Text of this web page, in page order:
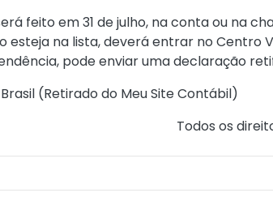
feito em 31 de julho, na conta ou na
esteja na lista, deverá entrar no Centro
pode enviar uma declaração
(Retirado do Meu Site Contábil)
Todos os